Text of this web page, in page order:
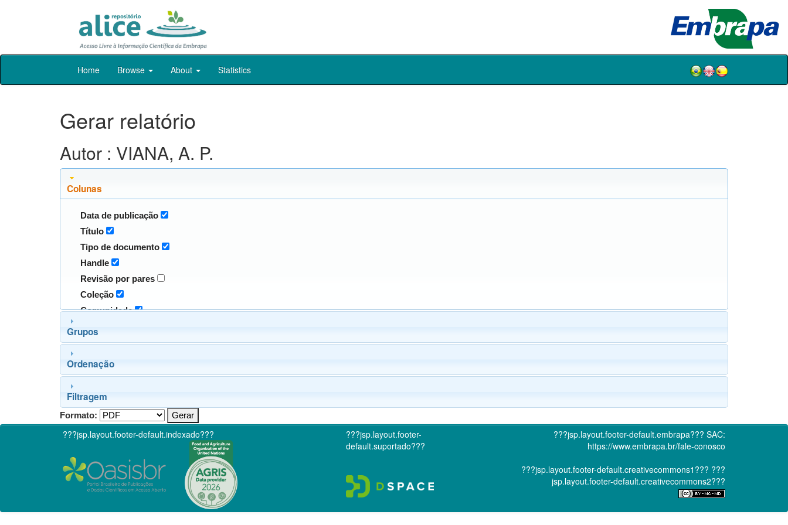
Skip
Home Browse About Statistics
Gerar relatório
Autor : VIANA, A. P.
Colunas
Data de publicação
Título
Tipo de documento
Handle
Revisão por pares
Coleção
Comunidade
Grupos
Ordenação
Filtragem
Formato:
???jsp.layout.footer-default.indexado???
???jsp.layout.footer-
default.suportado???
???jsp.layout.footer-default.embrapa??? SAC:
https://www.embrapa.br/fale-conosco
???jsp.layout.footer-default.creativecommons1??? ???
jsp.layout.footer-default.creativecommons2???